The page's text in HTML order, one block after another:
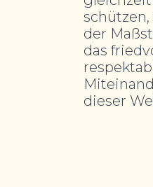
schützen,
der
das
dieser